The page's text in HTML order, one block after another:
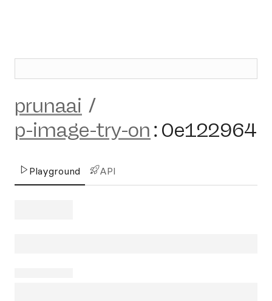
prunaai /
p-image-try-on : 0e122964
Playground API